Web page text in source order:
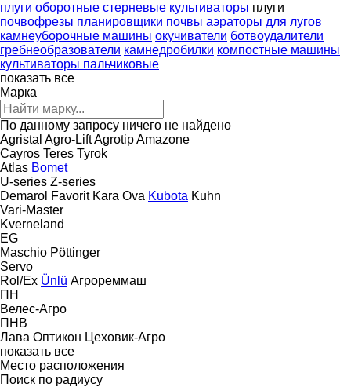
плуги оборотные стерневые культиваторы плуги
почвофрезы планировщики почвы аэраторы для лугов
камнеуборочные машины окучиватели ботвоудалители
гребнеобразователи камнедробилки компостные машины
культиваторы пальчиковые
показать все
Марка
По данному запросу ничего не найдено
Agristal Agro-LiftAgrotipAmazone
Cayros Teres Tyrok
Atlas Bomet
U-series Z-series
Demarol Favorit Kara Ova Kubota Kuhn
Vari-Master
Kverneland
EG
Maschio Pöttinger
Servo
Rol/Ex Ünlü Агрореммаш
ПН
Велес-Агро
ПНВ
Лава Оптикон Цеховик-Агро
показать все
Место расположения
Поиск по радиусу